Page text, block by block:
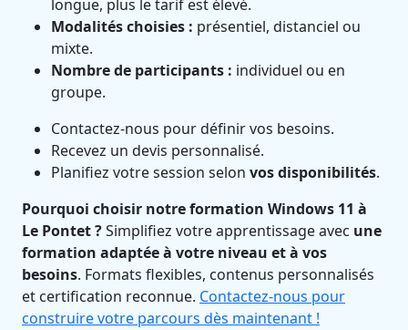
longue, plus le tarif est élevé.
Modalités choisies : présentiel, distanciel ou
mixte.
Nombre de participants : individuel ou en
groupe.
Contactez-nous pour définir vos besoins.
Recevez un devis personnalisé.
Planifiez votre session selon vos disponibilités.
Pourquoi choisir notre formation Windows 11 à
Le Pontet ?Simplifiez votre apprentissage avec une
formation adaptée à votre niveau et à vos
besoins. Formats flexibles, contenus personnalisés
et certification reconnue. Contactez-nous pour
construire votre parcours dès maintenant !